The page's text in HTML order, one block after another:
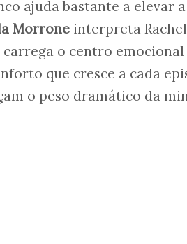
ajuda bastante a elevar
Morrone interpreta
o centro
que cresce a cada
o peso dramático da